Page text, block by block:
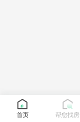
首页 帮您找房